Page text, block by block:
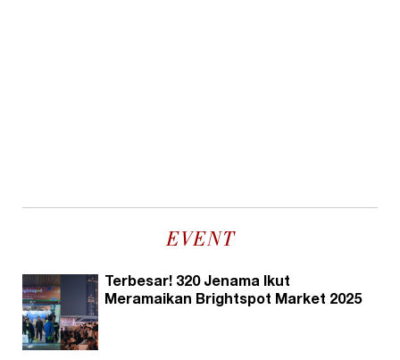
EVENT
Terbesar! 320 Jenama Ikut
Meramaikan Brightspot Market 2025